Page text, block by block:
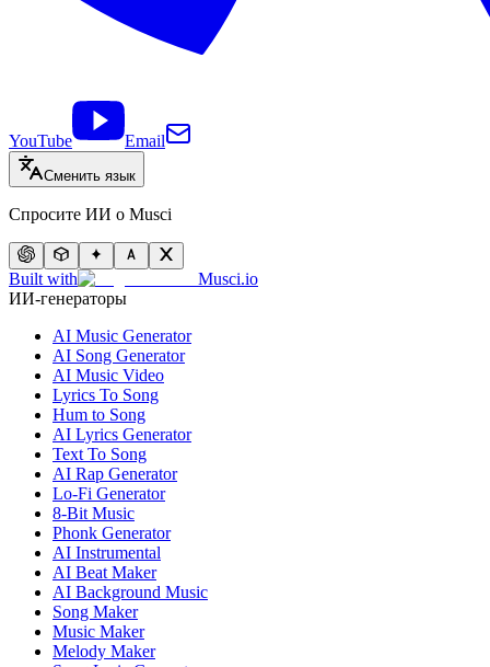
YouTube Email
Сменить язык
Спросите ИИ о Musci
Built with
Musci.io
ИИ-генераторы
AI Music Generator
AI Song Generator
AI Music Video
Lyrics To Song
Hum to Song
AI Lyrics Generator
Text To Song
AI Rap Generator
Lo-Fi Generator
8-Bit Music
Phonk Generator
AI Instrumental
AI Beat Maker
AI Background Music
Song Maker
Music Maker
Melody Maker